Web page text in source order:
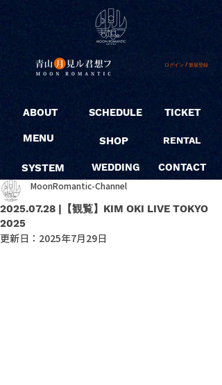
ログイン / 新規登録
ABOUT
MENU
SYSTEM
SCHEDULE
SHOP
WEDDING
TICKET
RENTAL
CONTACT
2025.07.28 |【観覧】KIM OKI LIVE TOKYO
2025
MoonRomantic-Channel
更新日： 2025年7月29日